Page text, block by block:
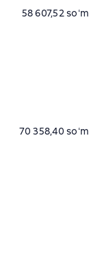
58 607,52 soʻm
70 358,40 soʻm